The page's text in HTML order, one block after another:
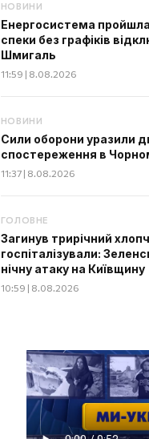
НОВИНИ
Енергосистема
спеки без графіків
Шмигаль
11:59 | 8.08.2026
НОВИНИ
Сили оборони уразили
спостереження в
11:37 | 8.08.2026
ГОЛОВНЕ
Загинув трирічний
госпіталізували:
нічну атаку на Київщину
10:59 | 8.08.2026